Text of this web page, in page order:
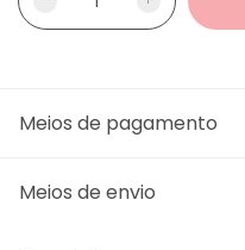
Meios de pagamento
Meios de envio